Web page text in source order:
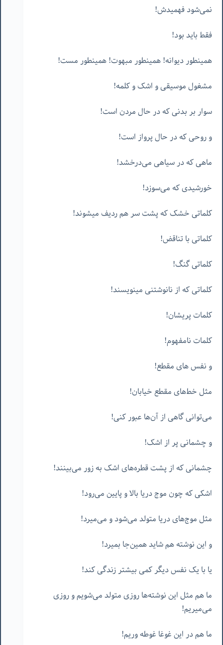
نمی‌شود فهمیدش!
فقط باید بود!
همینطور دیوانه! همینطور مبهوت! همینطور مست!
مشغول موسیقی و اشک و کلمه!
سوار بر بدنی که در حال مردن است!
و روحی که در حال پرواز است!
ماهی که در سیاهی می‌درخشد!
خورشیدی که می‌سوزد!
کلماتی خشک که پشت سر هم ردیف میشوند!
کلماتی با تناقض!
کلماتی گنگ!
کلماتی که از نانوشتنی مینویسند!
کلمات پریشان!
کلمات نامفهوم!
و نفس های مقطع!
مثل خط‌های مقطع خیابان!
می‌توانی گاهی از آن‌ها عبور کنی!
و چشمانی پر از اشک!
چشمانی که از پشت قطره‌های اشک به زور می‌بینند!
اشکی که چون موج دریا بالا و پایین می‌رود!
مثل موج‌های دریا متولد می‌شود و می‌میرد!
و این نوشته هم شاید همین‌جا بمیرد!
یا با یک نفس دیگر کمی بیشتر زندگی کند!
ما هم مثل این نوشته‌ها روزی متولد می‌شویم و روزی
می‌میریم!
ما هم در این غوغا غوطه وریم!